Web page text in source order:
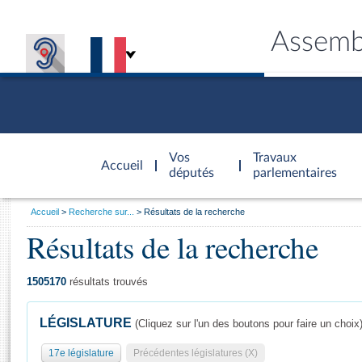
Accueil
d'accueil
Vos
députés
Travaux
parlementaires
Général
Vous
Accueil Recherche sur... Résultats de la recherche
Résultats de la recherche
1505170 résultats trouvés
LÉGISLATURE (Cliquez sur l'un des boutons pour faire un choix)
17e législature Précédentes législatures (X)